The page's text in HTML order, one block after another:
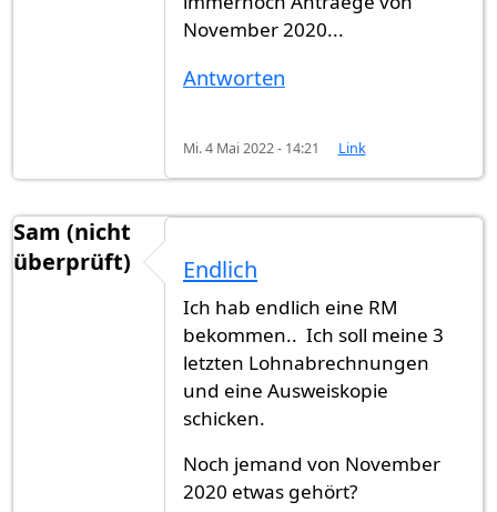
November 2020...
Antworten
Mi. 4 Mai 2022 - 14:21 Link
Sam (nicht
überprüft)
Endlich
Ich hab endlich eine RM
bekommen.. Ich soll meine 3
letzten Lohnabrechnungen
und eine Ausweiskopie
schicken.
Noch jemand von November
2020 etwas gehört?